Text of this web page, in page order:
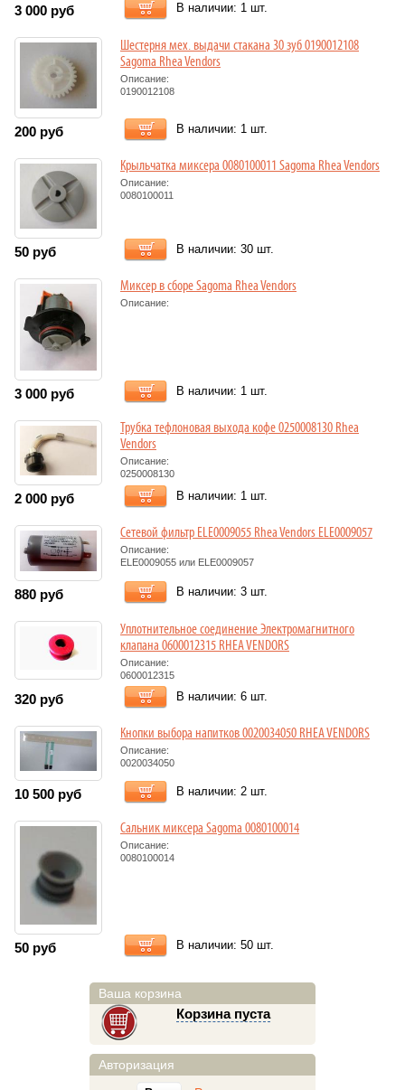
Авторизация
3 000 руб В наличии: 1 шт.
Шестерня мех. выдачи стакана 30 зуб 0190012108
Sagoma Rhea Vendors
Описание:
0190012108
200 руб В наличии: 1 шт.
Крыльчатка миксера 0080100011 Sagoma Rhea Vendors
Описание:
0080100011
50 руб В наличии: 30 шт.
Миксер в сборе Sagoma Rhea Vendors
Описание:
3 000 руб В наличии: 1 шт.
Трубка тефлоновая выхода кофе 0250008130 Rhea
Vendors
Описание:
0250008130
2 000 руб В наличии: 1 шт.
Сетевой фильтр ELE0009055 Rhea Vendors ELE0009057
Описание:
ELE0009055 или ELE0009057
880 руб В наличии: 3 шт.
Уплотнительное соединение Электромагнитного
клапана 0600012315 RHEA VENDORS
Описание:
0600012315
320 руб В наличии: 6 шт.
Кнопки выбора напитков 0020034050 RHEA VENDORS
Описание:
0020034050
10 500 руб В наличии: 2 шт.
Сальник миксера Sagoma 0080100014
Описание:
0080100014
50 руб В наличии: 50 шт.
Ваша корзина
Корзина пуста